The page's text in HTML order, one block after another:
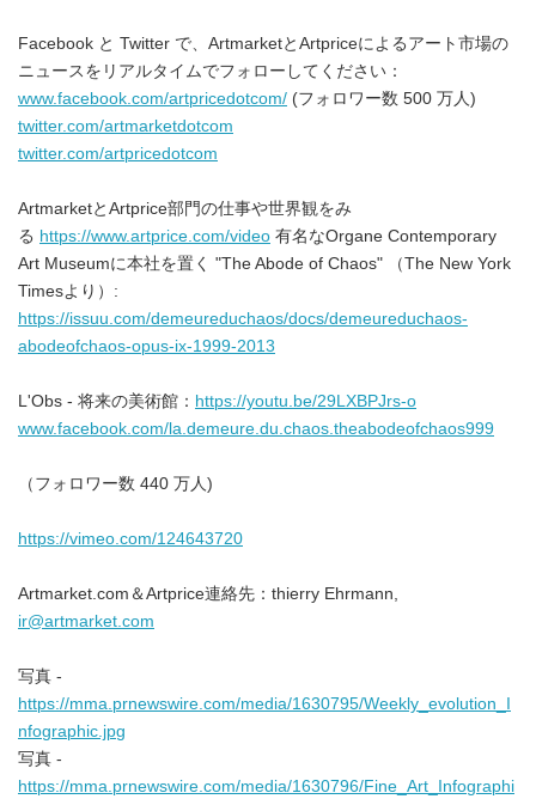
Facebook と Twitter で、ArtmarketとArtpriceによるアート市場の
ニュースをリアルタイムでフォローしてください：
www.facebook.com/artpricedotcom/ (フォロワー数 500 万人)
twitter.com/artmarketdotcom
twitter.com/artpricedotcom
ArtmarketとArtprice部門の仕事や世界観をみ
る https://www.artprice.com/video 有名なOrgane Contemporary
Art Museumに本社を置く "The Abode of Chaos" （The New York
Timesより）:
https://issuu.com/demeureduchaos/docs/demeureduchaos-
abodeofchaos-opus-ix-1999-2013
L'Obs - 将来の美術館： https://youtu.be/29LXBPJrs-o
www.facebook.com/la.demeure.du.chaos.theabodeofchaos999
（フォロワー数 440 万人)
https://vimeo.com/124643720
Artmarket.com＆Artprice連絡先：thierry Ehrmann,
ir@artmarket.com
写真 -
https://mma.prnewswire.com/media/1630795/Weekly_evolution_I
nfographic.jpg
写真 -
https://mma.prnewswire.com/media/1630796/Fine_Art_Infographi